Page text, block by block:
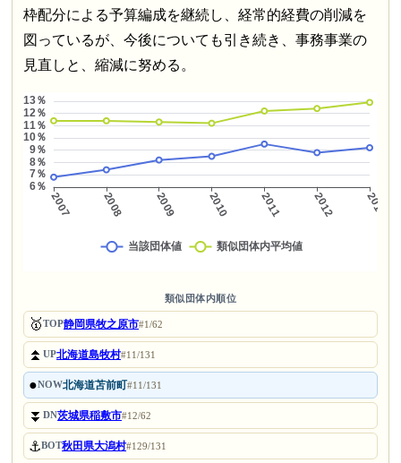
枠配分による予算編成を継続し、経常的経費の削減を
図っているが、今後についても引き続き、事務事業の
見直しと、縮減に努める。
類似団体内順位
🥇TOP静岡県牧之原市#1/62
⏫UP北海道島牧村#11/131
●NOW北海道苫前町#11/131
⏬DN茨城県稲敷市#12/62
⚓BOT秋田県大潟村#129/131